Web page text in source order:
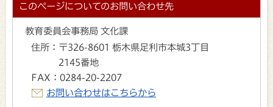
このページについてのお問い合わせ先
教育委員会事務局 文化課
住所： 〒326-8601 栃木県足利市本城3丁目
2145番地
FAX： 0284-20-2207
お問い合わせはこちらから